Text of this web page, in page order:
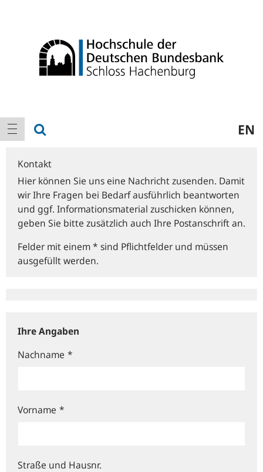
Hauptnavigation
Navigation anzeigen EN
Kontakt
Hier können Sie uns eine Nachricht zusenden. Damit
wir Ihre Fragen bei Bedarf ausführlich beantworten
und ggf. Informationsmaterial zuschicken können,
geben Sie bitte zusätzlich auch Ihre Postanschrift an.
Felder mit einem * sind Pflichtfelder und müssen
ausgefüllt werden.
Ihre Angaben
Nachname *
Vorname *
Straße und Hausnr.